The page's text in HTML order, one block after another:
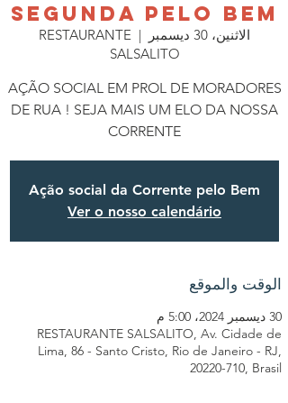
SEGUNDA PELO BEM
الاثنين، 30 ديسمبر
  |
RESTAURANTE
SALSALITO
AÇÃO SOCIAL EM PROL DE MORADORES
DE RUA ! SEJA MAIS UM ELO DA NOSSA
CORRENTE
Ação social da Corrente pelo Bem
Ver o nosso calendário
الوقت والموقع
30 ديسمبر 2024، 5:00 م
RESTAURANTE SALSALITO, Av. Cidade de
Lima, 86 - Santo Cristo, Rio de Janeiro - RJ,
20220-710, Brasil